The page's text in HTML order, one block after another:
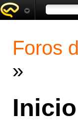
Foros
»